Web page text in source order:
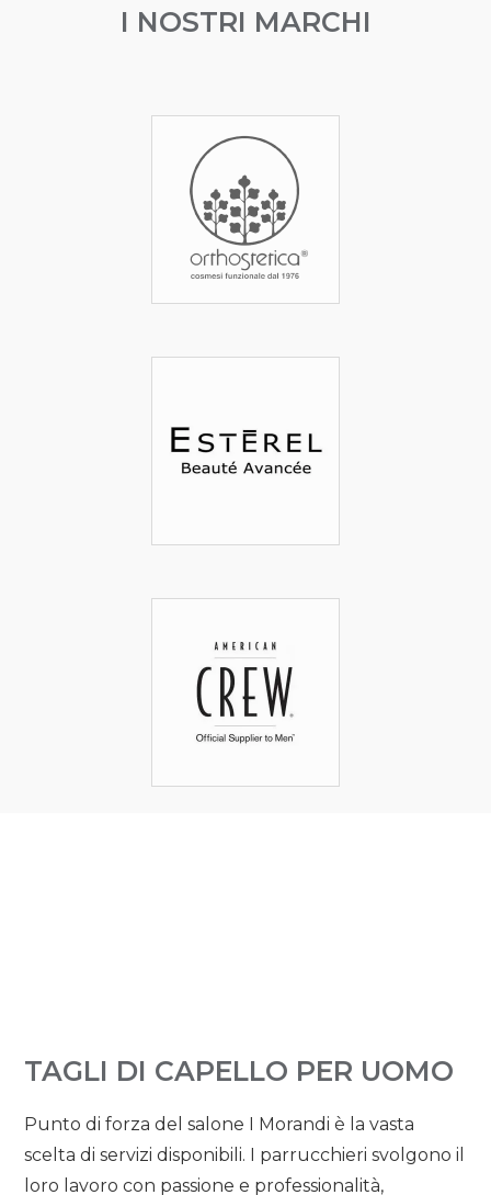
I NOSTRI MARCHI
TAGLI DI CAPELLO PER UOMO
Punto di forza del salone I Morandi è la vasta
scelta di servizi disponibili. I parrucchieri svolgono il
loro lavoro con passione e professionalità,